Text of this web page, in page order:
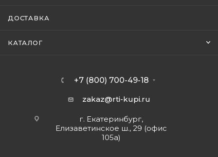
ДОСТАВКА
КАТАЛОГ
+7 (800) 700-49-18
zakaz@rti-kupi.ru
г. Екатеринбург,
Елизаветинское ш., 29 (офис
105а)